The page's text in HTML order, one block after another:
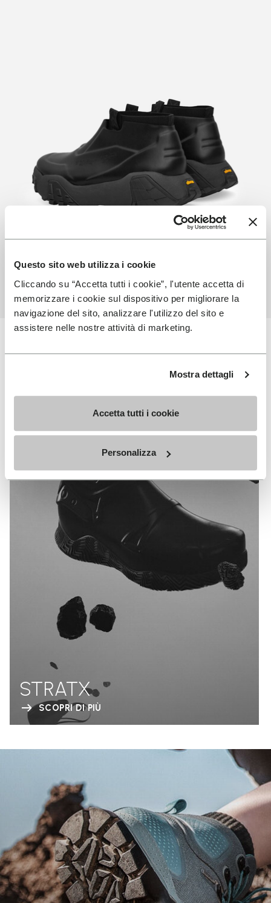
Questo sito web utilizza i cookie
Cliccando su “Accetta tutti i cookie”, l'utente accetta di
memorizzare i cookie sul dispositivo per migliorare la
navigazione del sito, analizzare l'utilizzo del sito e
assistere nelle nostre attività di marketing.
Mostra dettagli
Accetta tutti i cookie
Personalizza
Ultime Tecnologie utilizzate
da Slam Jam
STRATX
SCOPRI DI PIÙ